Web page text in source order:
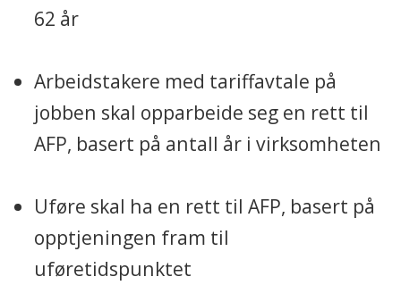
62 år
Arbeidstakere med tariffavtale på
jobben skal opparbeide seg en rett til
AFP, basert på antall år i virksomheten
Uføre skal ha en rett til AFP, basert på
opptjeningen fram til
uføretidspunktet